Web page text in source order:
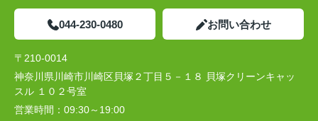
044-230-0480 お問い合わせ
〒210-0014
神奈川県川崎市川崎区貝塚２丁目５－１８ 貝塚クリーンキャッ
スル １０２号室
営業時間： 09:30～19:00